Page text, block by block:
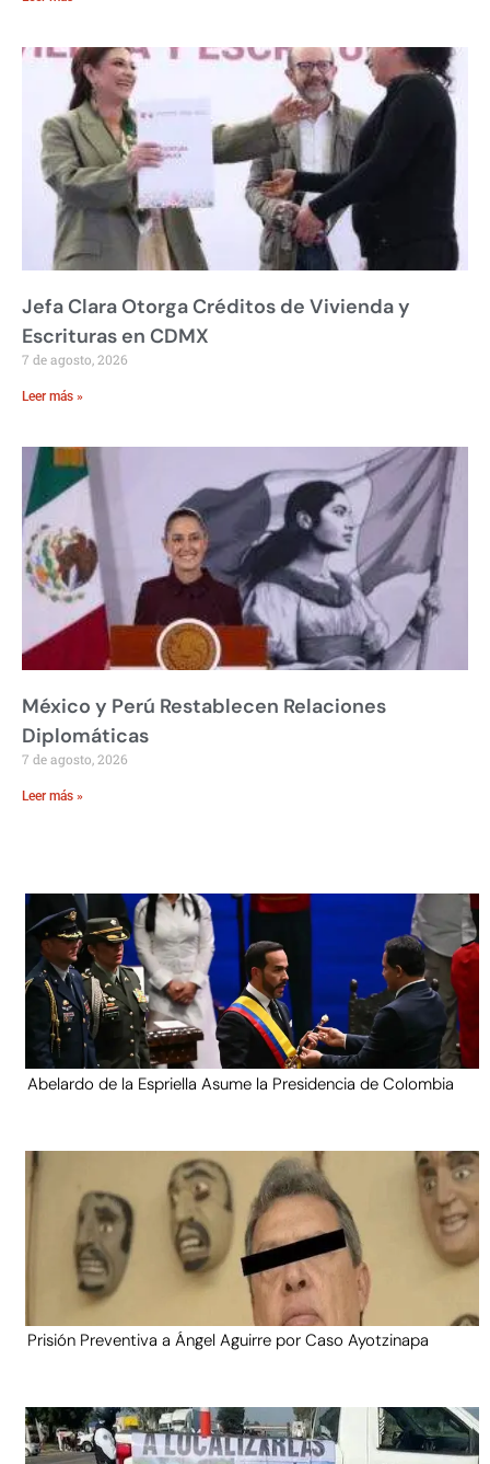
Jefa Clara Otorga Créditos de Vivienda y
Escrituras en CDMX
7 de agosto, 2026
Leer más »
México y Perú Restablecen Relaciones
Diplomáticas
7 de agosto, 2026
Leer más »
Abelardo de la Espriella Asume la Presidencia de Colombia
Prisión Preventiva a Ángel Aguirre por Caso Ayotzinapa